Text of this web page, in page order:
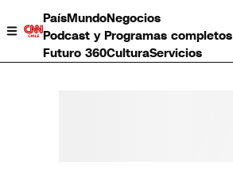
PaísMundoNegocios
Podcast y Programas completos
Futuro 360CulturaServicios